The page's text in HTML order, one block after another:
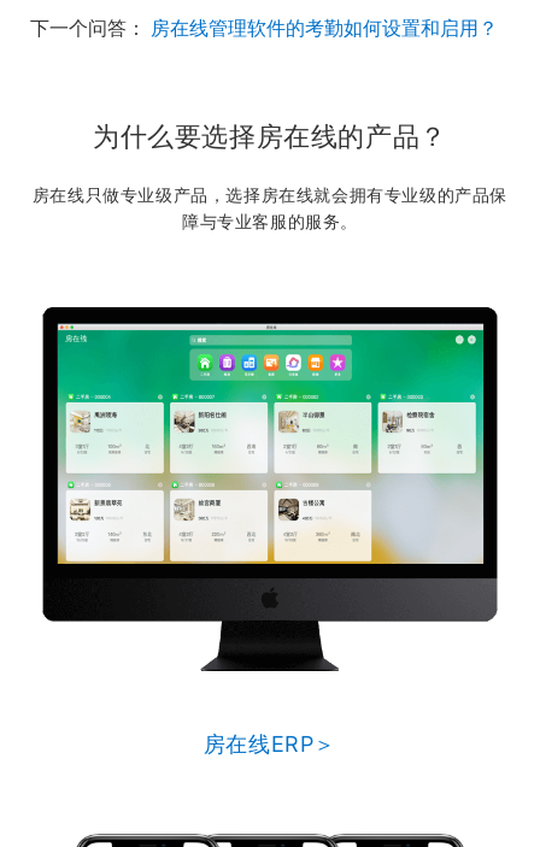
下一个问答：
房在线管理软件的考勤如何设置和启用？
为什么要选择房在线的产品？
房在线只做专业级产品，选择房在线就会拥有专业级的产品保
障与专业客服的服务。
房在线ERP＞